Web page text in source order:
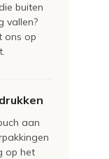
buiten
vallen?
ons op
aan
op het